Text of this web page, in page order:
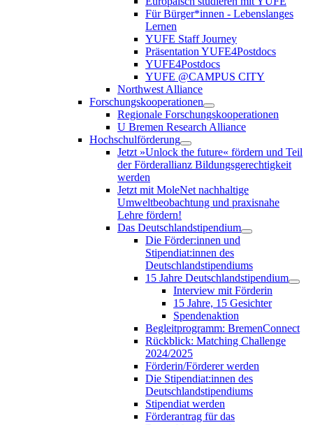
Für Bürger*innen - Lebenslanges
Lernen
YUFE Staff Journey
Präsentation YUFE4Postdocs
YUFE4Postdocs
YUFE @CAMPUS CITY
Northwest Alliance
Forschungskooperationen
Regionale Forschungskooperationen
U Bremen Research Alliance
Hochschulförderung
Jetzt »Unlock the future« fördern und Teil
der Förderallianz Bildungsgerechtigkeit
werden
Jetzt mit MoleNet nachhaltige
Umweltbeobachtung und praxisnahe
Lehre fördern!
Das Deutschlandstipendium
Die Förder:innen und
Stipendiat:innen des
Deutschlandstipendiums
15 Jahre Deutschlandstipendium
Interview mit Förderin
15 Jahre, 15 Gesichter
Spendenaktion
Begleitprogramm: BremenConnect
Rückblick: Matching Challenge
2024/2025
Förderin/Förderer werden
Die Stipendiat:innen des
Deutschlandstipendiums
Stipendiat werden
Förderantrag für das